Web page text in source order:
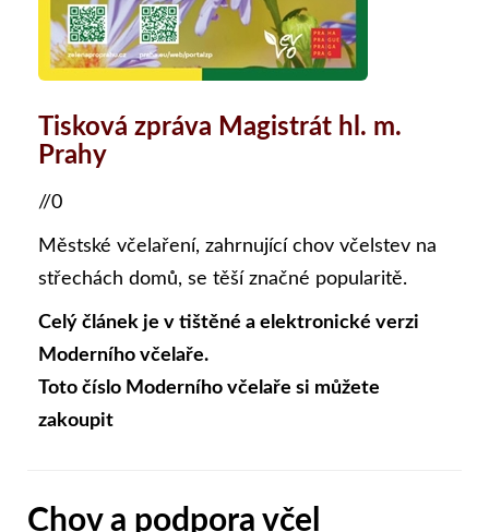
Tisková zpráva Magistrát hl. m.
Prahy
//0
Městské včelaření, zahrnující chov včelstev na
střechách domů, se těší značné popularitě.
Celý článek je v tištěné a elektronické verzi
Moderního včelaře.
Toto číslo Moderního včelaře si můžete
zakoupit
Chov a podpora včel